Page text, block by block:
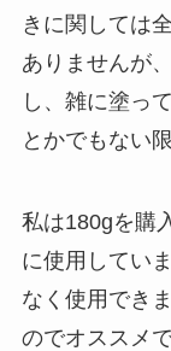
きに関しては
ありませんが
し、雑に塗っ
とかでもない
私は180gを購
に使用してい
なく使用でき
のでオススメで